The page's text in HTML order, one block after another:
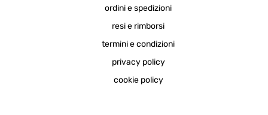
ordini e spedizioni
resi e rimborsi
termini e condizioni
privacy policy
cookie policy